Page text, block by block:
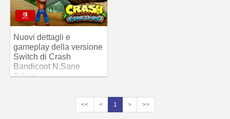
Nuovi dettagli e
gameplay della versione
Switch di Crash
Bandicoot N.Sane
Trilogy
<< < 1 > >>